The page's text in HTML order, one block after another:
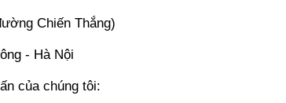
Chiến Thắng)
- Hà Nội
của chúng tôi: